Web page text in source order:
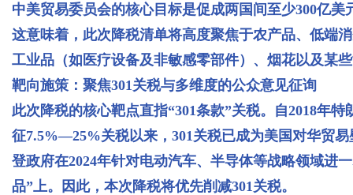
中美贸易委员会的核心目标是促成两国间至少300亿
这意味着，此次降税清单将高度聚焦于农产品、低端
工业品（如医疗设备及非敏感零部件）、烟花以及某
靶向施策：聚焦301关税与多维度的公众意见征询
此次降税的核心靶点直指“301条款”关税。自2018年
征7.5%—25%关税以来，301关税已成为美国对华贸
登政府在2024年针对电动汽车、半导体等战略领域进
品”上。因此，本次降税将优先削减301关税。